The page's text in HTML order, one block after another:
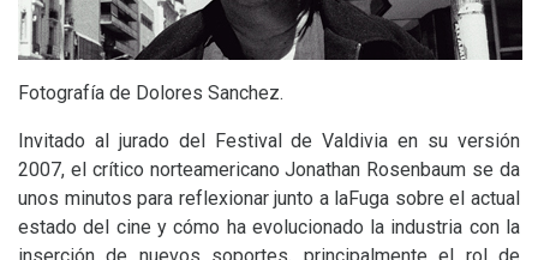
Fotografía de Dolores Sanchez.
Invitado al jurado del Festival de Valdivia en su versión
2007, el crítico norteamericano Jonathan Rosenbaum se da
unos minutos para reflexionar junto a laFuga sobre el actual
estado del cine y cómo ha evolucionado la industria con la